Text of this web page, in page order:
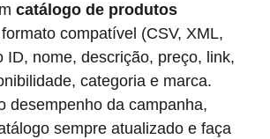
catálogo de produtos
compatível (CSV, XML,
ID, nome, descrição, preço, link,
categoria e marca.
desempenho da campanha,
sempre atualizado e faça